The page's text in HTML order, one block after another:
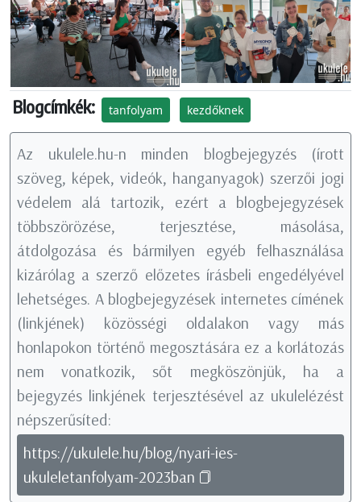
Blogcímkék: tanfolyam kezdőknek
Az ukulele.hu-n minden blogbejegyzés (írott
szöveg, képek, videók, hanganyagok) szerzői jogi
védelem alá tartozik, ezért a blogbejegyzések
többszörözése, terjesztése, másolása,
átdolgozása és bármilyen egyéb felhasználása
kizárólag a szerző előzetes írásbeli engedélyével
lehetséges. A blogbejegyzések internetes címének
(linkjének) közösségi oldalakon vagy más
honlapokon történő megosztására ez a korlátozás
nem vonatkozik, sőt megköszönjük, ha a
bejegyzés linkjének terjesztésével az ukulelézést
népszerűsíted:
https://ukulele.hu/blog/nyari-ies-
ukuleletanfolyam-2023ban